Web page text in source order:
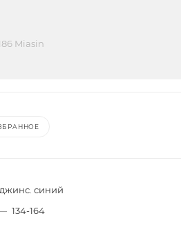
Miasin
джинс. синий
134-164